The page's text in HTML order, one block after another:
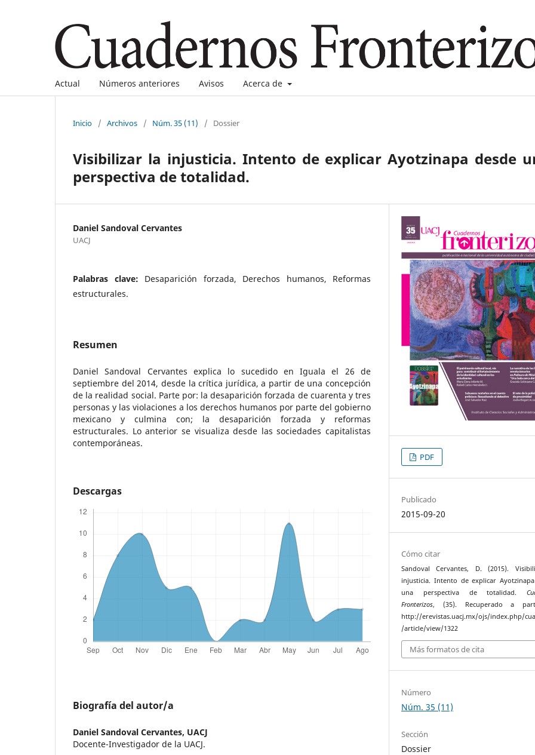
Actual Números anteriores Avisos Acerca de
Inicio / Archivos / Núm. 35 (11) / Dossier
Visibilizar la injusticia. Intento de explicar Ayotzinapa desde
perspectiva de totalidad.
Daniel Sandoval Cervantes
UACJ
Palabras clave: Desaparición forzada, Derechos humanos, Reformas
estructurales.
Resumen
Daniel Sandoval Cervantes explica lo sucedido en Iguala el 26 de
septiembre del 2014, desde la crítica jurídica, a partir de una concepción
de la realidad social. Parte por: la desaparición forzada de cuarenta y tres
personas y las violaciones a los derechos humanos por parte del gobierno
mexicano y culmina con; la desaparición forzada y reformas
estructurales. Lo anterior se visualiza desde las sociedades capitalistas
contemporáneas.
Descargas
Biografía del autor/a
Daniel Sandoval Cervantes, UACJ
Docente-Investigador de la UACJ.
PDF
Publicado
2015-09-20
Cómo citar
Sandoval Cervantes, D. (2015).
injusticia. Intento de explicar
una perspectiva de totalidad.
Fronterizos, (35). Recuperado a
http://erevistas.uacj.mx/ojs/index.php/
/article/view/1322
Más formatos de cita
Número
Núm. 35 (11)
Sección
Dossier